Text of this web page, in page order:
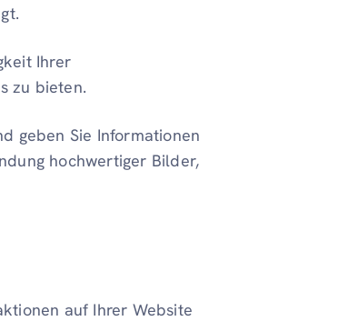
Ihrer
zu bieten.
geben Sie Informationen
hochwertiger Bilder,
auf Ihrer Website